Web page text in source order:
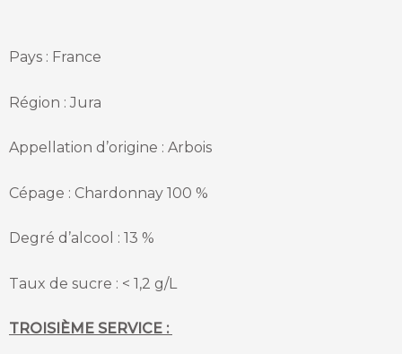
Pays : France
Région : Jura
Appellation d’origine : Arbois
Cépage : Chardonnay 100 %
Degré d’alcool : 13 %
Taux de sucre : < 1,2 g/L
TROISIÈME SERVICE :